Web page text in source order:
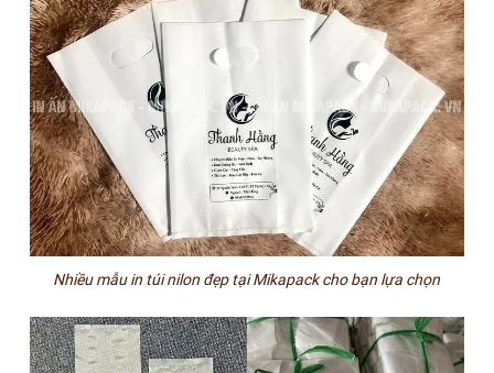
Nhiều mẫu in túi nilon đẹp tại Mikapack cho bạn lựa chọn